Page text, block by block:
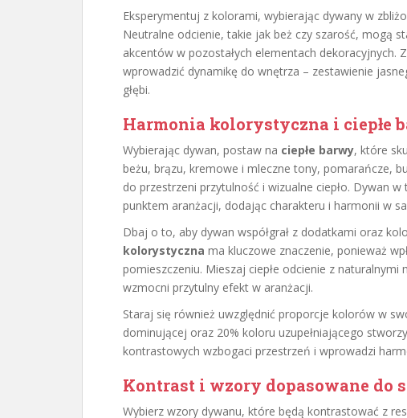
Eksperymentuj z kolorami, wybierając dywany w
Neutralne odcienie, takie jak beż czy szarość, mogą
akcentów w pozostałych elementach
wprowadzić dynamikę do wnętrza – zestawienie
głębi.
Harmonia kolorystyczna i ciepłe
Wybierając dywan, postaw na ciepłe barwy, które
beżu, brązu, kremowe i mleczne tony, pomarańcze,
do przestrzeni przytulność i wizualne ciepło. Dywan
punktem aranżacji, dodając charakteru i harmonii w
Dbaj o to, aby dywan współgrał z dodatkami oraz
kolorystyczna ma kluczowe znaczenie, ponieważ
pomieszczeniu. Mieszaj ciepłe odcienie z
wzmocni przytulny efekt w aranżacji.
Staraj się również uwzględnić proporcje kolorów w
dominującej oraz 20% koloru uzupełniającego
kontrastowych wzbogaci przestrzeń i wprowadzi
Kontrast i wzory dopasowane do
Wybierz wzory dywanu, które będą kontrastować z